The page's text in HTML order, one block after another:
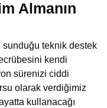
Almanın
sunduğu teknik destek
kendi
sürenizi ciddi
olarak verdiğimiz
kullanacağı